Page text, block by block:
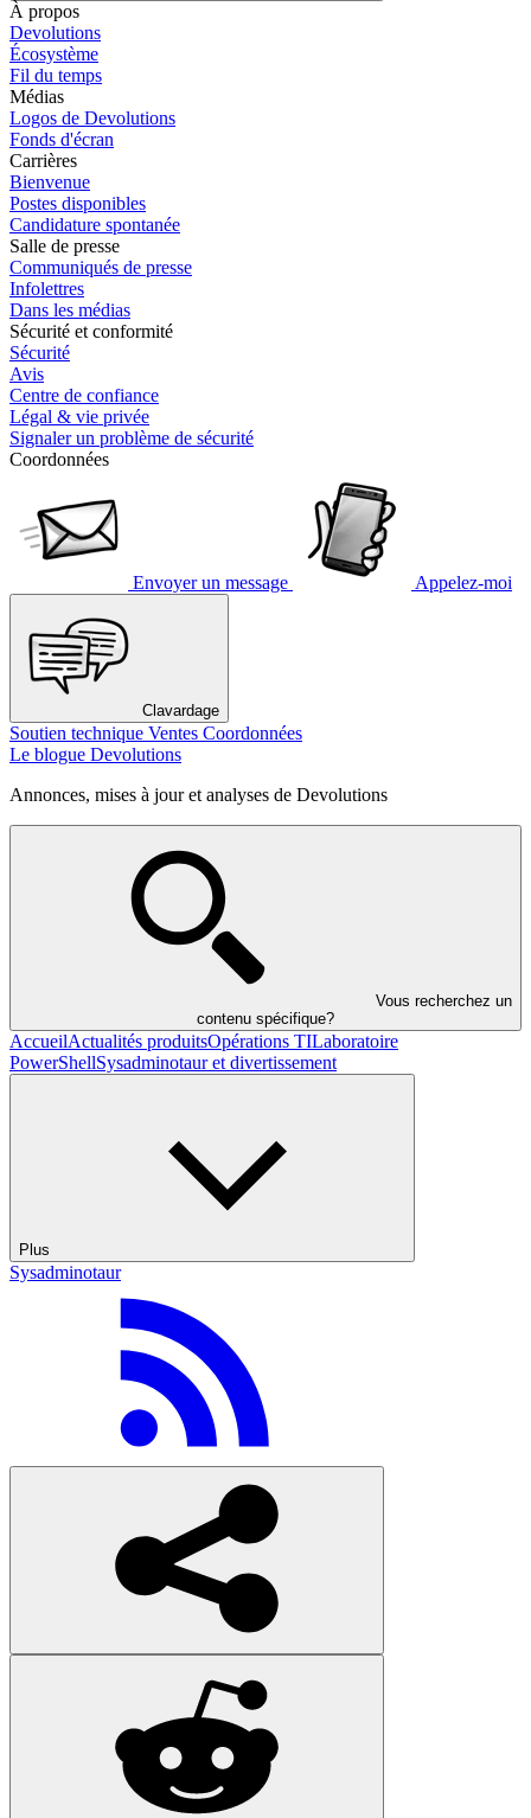
À propos
Devolutions
Écosystème
Fil du temps
Médias
Logos de Devolutions
Fonds d'écran
Carrières
Bienvenue
Postes disponibles
Candidature spontanée
Salle de presse
Communiqués de presse
Infolettres
Dans les médias
Sécurité et conformité
Sécurité
Avis
Centre de confiance
Légal & vie privée
Signaler un problème de sécurité
Coordonnées
Envoyer un message Appelez-moi
Clavardage
Soutien technique Ventes Coordonnées
Le blogue Devolutions
Annonces, mises à jour et analyses de Devolutions
Vous recherchez un
contenu spécifique?
AccueilActualités produitsOpérations TILaboratoire
PowerShellSysadminotaur et divertissement
Plus
Sysadminotaur